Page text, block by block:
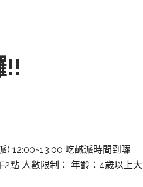
!!
) 12:00~13:00 吃鹹派時間到囉
2點 人數限制： 年齡：4歲以上大